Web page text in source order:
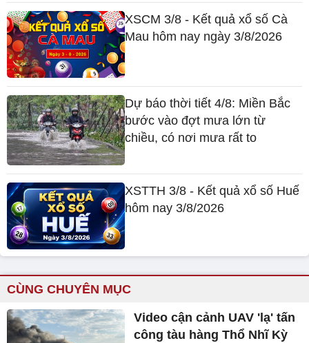
XSCM 3/8 - Kết quả xổ số Cà
Mau hôm nay ngày 3/8/2026
Dự báo thời tiết 4/8: Miền Bắc
bước vào đợt mưa lớn từ
chiều, có nơi mưa rất to
XSTTH 3/8 - Kết quả xổ số Huế
hôm nay 3/8/2026
CÙNG CHUYÊN MỤC
Video cận cảnh UAV 'lạ' tấn
công tàu hàng Thổ Nhĩ Kỳ